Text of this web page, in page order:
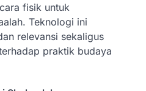
fisik untuk
Teknologi ini
relevansi sekaligus
praktik budaya